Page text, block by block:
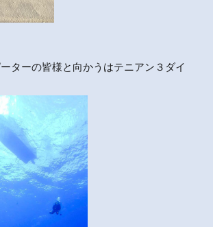
ターの皆様と向かうはテニアン３ダイ